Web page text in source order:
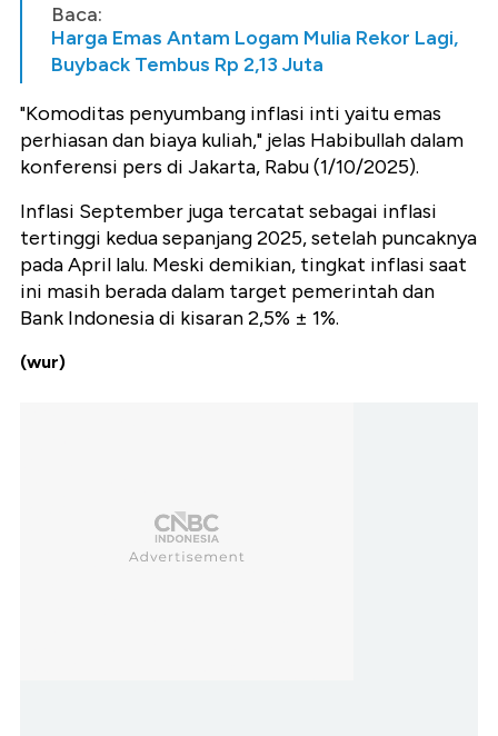
Baca:
Harga Emas Antam Logam Mulia Rekor Lagi,
Buyback Tembus Rp 2,13 Juta
"Komoditas penyumbang inflasi inti yaitu emas
perhiasan dan biaya kuliah," jelas Habibullah dalam
konferensi pers di Jakarta, Rabu (1/10/2025).
Inflasi September juga tercatat sebagai inflasi
tertinggi kedua sepanjang 2025, setelah puncaknya
pada April lalu. Meski demikian, tingkat inflasi saat
ini masih berada dalam target pemerintah dan
Bank Indonesia di kisaran 2,5% ± 1%.
(wur)